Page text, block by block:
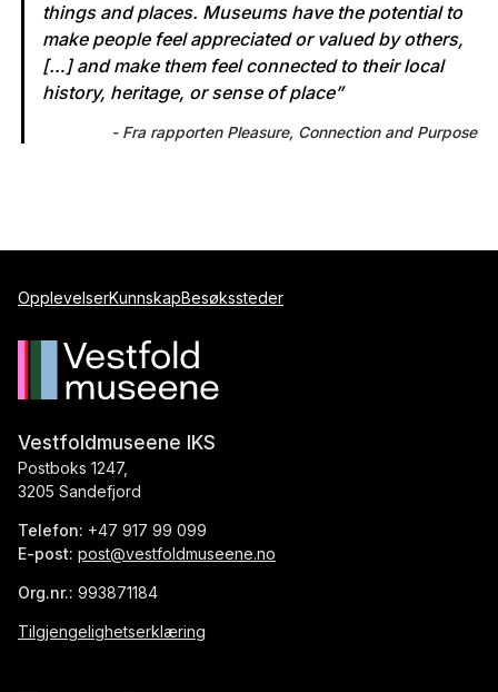
things and places. Museums have the potential to
make people feel appreciated or valued by others,
[…] and make them feel connected to their local
history, heritage, or sense of place”
Fra rapporten Pleasure, Connection and Purpose
OpplevelserKunnskapBesøkssteder
Vestfoldmuseene IKS
Postboks 1247,
3205 Sandefjord
Telefon: +47 917 99 099
E-post: post@vestfoldmuseene.no
Org.nr.: 993871184
Tilgjengelighetserklæring